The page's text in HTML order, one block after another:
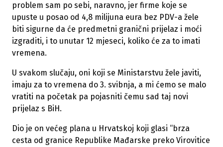
problem sam po sebi, naravno, jer firme koje se
upuste u posao od 4,8 milijuna eura bez PDV-a žele
biti sigurne da će predmetni granični prijelaz i moći
izgraditi, i to unutar 12 mjeseci, koliko će za to imati
vremena.
U svakom slučaju, oni koji se Ministarstvu žele javiti,
imaju za to vremena do 3. svibnja, a mi ćemo se malo
vratiti na početak pa pojasniti čemu sad taj novi
prijelaz s BiH.
Dio je on većeg plana u Hrvatskoj koji glasi “brza
cesta od granice Republike Mađarske preko Virovitice